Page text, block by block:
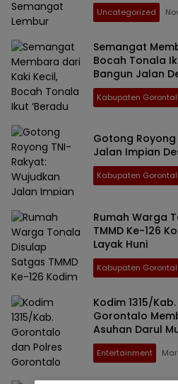
Uncategorized
Semangat
Bocah Tonala
Bangun Jalan
Kabupaten
Gotong Royong
Jalan Impian
Kabupaten
Rumah Warga
TMMD Ke-126
Layak Huni
Kabupaten
Kodim 1315/
Gorontalo
Asuhan Darul
Entertainment